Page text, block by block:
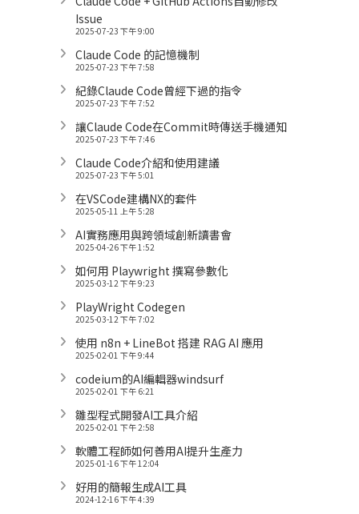
Issue
2025-07-23 下午 9:00
Claude Code 的記憶機制
2025-07-23 下午 7:58
紀錄Claude Code曾經下過的指令
2025-07-23 下午 7:52
讓Claude Code在Commit時傳送手機通知
2025-07-23 下午 7:46
Claude Code介紹和使用建議
2025-07-23 下午 5:01
在VSCode建構NX的套件
2025-05-11 上午 5:28
AI實務應用與跨領域創新讀書會
2025-04-26 下午 1:52
如何用 Playwright 撰寫參數化
2025-03-12 下午 9:23
PlayWright Codegen
2025-03-12 下午 7:02
使用 n8n + LineBot 搭建 RAG AI 應用
2025-02-01 下午 9:44
codeium的AI編輯器windsurf
2025-02-01 下午 6:21
雛型程式開發AI工具介紹
2025-02-01 下午 2:58
軟體工程師如何善用AI提升生產力
2025-01-16 下午 12:04
好用的簡報生成AI工具
2024-12-16 下午 4:39